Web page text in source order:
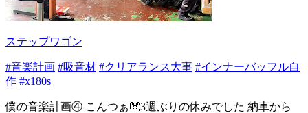
ステップワゴン
#音楽計画 #吸音材 #クリアランス大事 #インナーバッフル自
作 #x180s
僕の音楽計画④ こんつぁ👐3週ぶりの休みでした 納車から